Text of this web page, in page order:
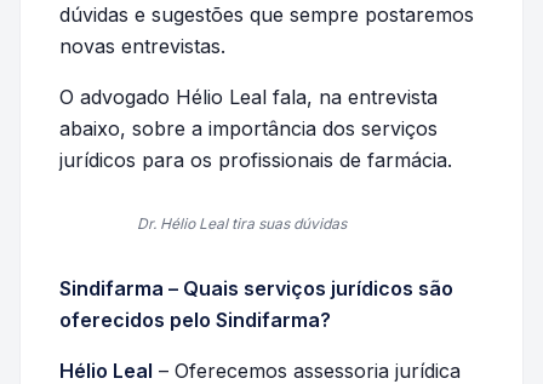
dúvidas e sugestões que sempre postaremos
novas entrevistas.
O advogado Hélio Leal fala, na entrevista
abaixo, sobre a importância dos serviços
jurídicos para os profissionais de farmácia.
Dr. Hélio Leal tira suas dúvidas
Sindifarma – Quais serviços jurídicos são
oferecidos pelo Sindifarma?
Hélio Leal – Oferecemos assessoria jurídica